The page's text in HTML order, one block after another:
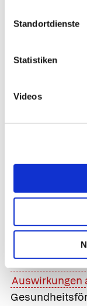
Standortdienste
Statistiken
Videos
Gesundheit.
Nahrung.
gehemmt.
erhöhten
allerdings
Quellen:
Menschen, 6.
Auswirkungen